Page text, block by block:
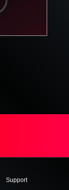
Support